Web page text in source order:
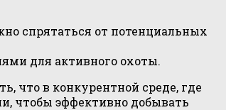
спрятаться от потенциальных
для активного охоты.
что в конкурентной среде, где
чтобы эффективно добывать